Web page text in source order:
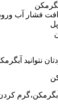
افت فشار آب
نتوانید